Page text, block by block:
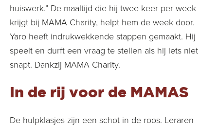
huiswerk.” De maaltijd die hij twee keer per week
krijgt bij MAMA Charity, helpt hem de week door.
Yaro heeft indrukwekkende stappen gemaakt. Hij
speelt en durft een vraag te stellen als hij iets niet
snapt. Dankzij MAMA Charity.
In de rij voor de MAMAS
De hulpklasjes zijn een schot in de roos. Leraren